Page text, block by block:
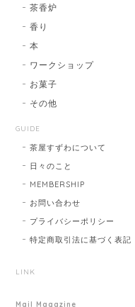
茶香炉
香り
本
ワークショップ
お菓子
その他
GUIDE
茶屋すずわについて
日々のこと
MEMBERSHIP
お問い合わせ
プライバシーポリシー
特定商取引法に基づく表記
LINK
Mail Magazine